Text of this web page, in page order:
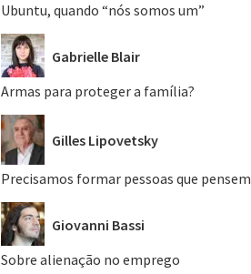
Ubuntu, quando “nós somos um”
Gabrielle Blair
Armas para proteger a família?
Gilles Lipovetsky
Precisamos formar pessoas que pensem
Giovanni Bassi
Sobre alienação no emprego